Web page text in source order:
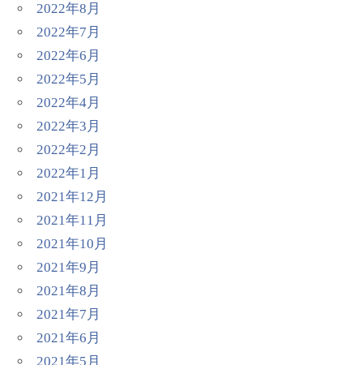
2022年8月
2022年7月
2022年6月
2022年5月
2022年4月
2022年3月
2022年2月
2022年1月
2021年12月
2021年11月
2021年10月
2021年9月
2021年8月
2021年7月
2021年6月
2021年5月